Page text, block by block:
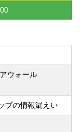
ウォール
プの情報漏えい